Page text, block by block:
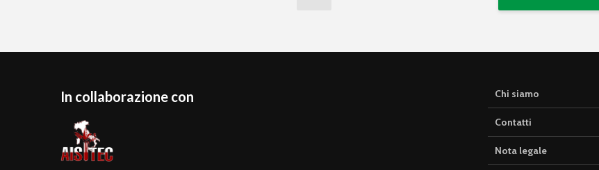
In collaborazione con Chi siamo
Contatti
Nota legale